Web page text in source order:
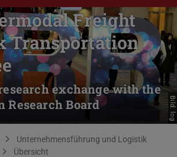
Freight
Transportation
exchange with the
Research Board
Bild: log
Unternehmensführung und Logistik
Übersicht